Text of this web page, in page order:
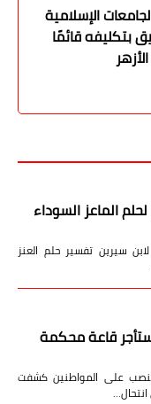
الإسلامية
قائمًا
20 تفسيرا لحلم الماعز السوداء
لابن سيرين تفسير حلم العنز
قاعة محكمة
على المواطنين كشفت